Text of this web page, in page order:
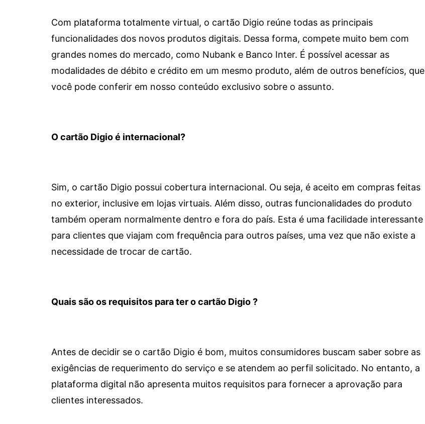
Com plataforma totalmente virtual, o cartão Digio reúne todas as principais
funcionalidades dos novos produtos digitais. Dessa forma, compete muito bem com
grandes nomes do mercado, como Nubank e Banco Inter. É possível acessar as
modalidades de débito e crédito em um mesmo produto, além de outros benefícios, que
você pode conferir em nosso conteúdo exclusivo sobre o assunto.
O cartão Digio é internacional?
Sim, o cartão Digio possui cobertura internacional. Ou seja, é aceito em compras feitas
no exterior, inclusive em lojas virtuais. Além disso, outras funcionalidades do produto
também operam normalmente dentro e fora do país. Esta é uma facilidade interessante
para clientes que viajam com frequência para outros países, uma vez que não existe a
necessidade de trocar de cartão.
Quais são os requisitos para ter o cartão Digio ?
Antes de decidir se o cartão Digio é bom, muitos consumidores buscam saber sobre as
exigências de requerimento do serviço e se atendem ao perfil solicitado. No entanto, a
plataforma digital não apresenta muitos requisitos para fornecer a aprovação para
clientes interessados.